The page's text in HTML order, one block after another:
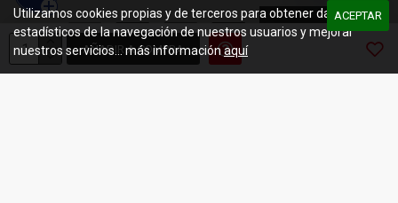
AÑADIR A COMPRA
ACEPTAR
Utilizamos cookies propias y de terceros para obtener datos
estadísticos de la navegación de nuestros usuarios y mejorar
nuestros servicios... más informaciónaquí